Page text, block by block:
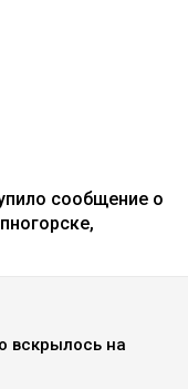
сообщение о
вскрылось на